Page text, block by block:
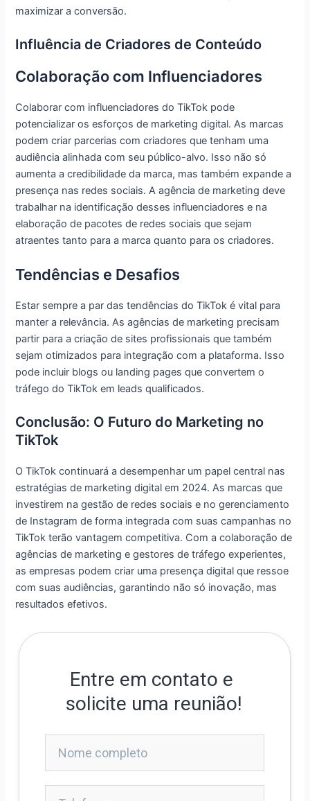
maximizar a conversão.
Influência de Criadores de Conteúdo
Colaboração com Influenciadores
Colaborar com influenciadores do TikTok pode
potencializar os esforços de marketing digital. As marcas
podem criar parcerias com criadores que tenham uma
audiência alinhada com seu público-alvo. Isso não só
aumenta a credibilidade da marca, mas também expande a
presença nas redes sociais. A agência de marketing deve
trabalhar na identificação desses influenciadores e na
elaboração de pacotes de redes sociais que sejam
atraentes tanto para a marca quanto para os criadores.
Tendências e Desafios
Estar sempre a par das tendências do TikTok é vital para
manter a relevância. As agências de marketing precisam
partir para a criação de sites profissionais que também
sejam otimizados para integração com a plataforma. Isso
pode incluir blogs ou landing pages que convertem o
tráfego do TikTok em leads qualificados.
Conclusão: O Futuro do Marketing no
TikTok
O TikTok continuará a desempenhar um papel central nas
estratégias de marketing digital em 2024. As marcas que
investirem na gestão de redes sociais e no gerenciamento
de Instagram de forma integrada com suas campanhas no
TikTok terão vantagem competitiva. Com a colaboração de
agências de marketing e gestores de tráfego experientes,
as empresas podem criar uma presença digital que ressoe
com suas audiências, garantindo não só inovação, mas
resultados efetivos.